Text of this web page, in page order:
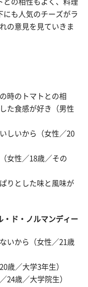
との相性もよく、料理
にも人気のチーズがラ
の意見を見ていきま
時のトマトとの相
た食感が好き（男性
しいから（女性／20
女性／18歳／その
りとした味と風味が
ド・ノルマンディー
いから（女性／21歳
歳／大学3年生）
24歳／大学院生）